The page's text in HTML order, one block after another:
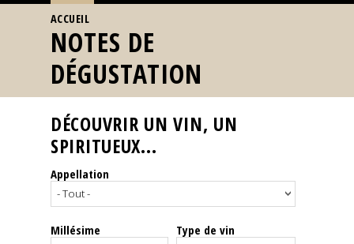
À
la
une
Reportages
Nos
Spiritueux
VOUS ÊTES ICI
ACCUEIL
NOTES DE
DÉGUSTATION
DÉCOUVRIR UN VIN, UN
SPIRITUEUX...
Appellation
Millésime Type de vin